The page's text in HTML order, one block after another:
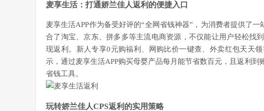
麦享生活：打通娇兰佳人返利的便捷入口
麦享生活APP作为备受好评的“全网省钱神器”，为消费者提供了
合了淘宝、京东、拼多多等主流电商资源，不仅能让用户轻松找
现返利。新人专享0元购福利、网购比价一键查、外卖红包天天
示，通过麦享生活APP购买母婴产品每月能节省数百元，且返利
省钱工具。
玩转娇兰佳人CPS返利的实用策略